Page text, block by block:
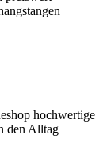
hochwertige
den Alltag